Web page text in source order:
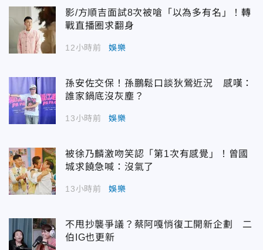
影/方順吉面試8次被嗆「以為多有名」！轉
戰直播圈求翻身
12小時前 娛樂
孫安佐交保！孫鵬鬆口談狄鶯近況 感嘆：
誰家鍋底沒灰塵？
13小時前 娛樂
被徐乃麟激吻笑認「第1次有感覺」！曾國
城求饒急喊：沒氣了
13小時前 娛樂
不甩抄襲爭議？蔡阿嘎悄復工開新企劃 二
伯IG也更新